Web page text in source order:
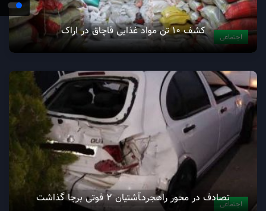
اجتماعی کشف ۱۰ تن مواد غذایی قاچاق در اراک
اجتماعیتصادف در محور راهجردـآشتیان 2 فوتی برجا گذاشت